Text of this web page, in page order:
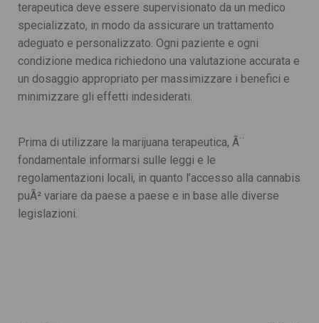
terapeutica deve essere supervisionato da un medico
specializzato, in modo da assicurare un trattamento
adeguato e personalizzato. Ogni paziente e ogni
condizione medica richiedono una valutazione accurata e
un dosaggio appropriato per massimizzare i benefici e
minimizzare gli effetti indesiderati.
Prima di utilizzare la marijuana terapeutica, Ã¨
fondamentale informarsi sulle leggi e le
regolamentazioni locali, in quanto l’accesso alla cannabis
puÃ² variare da paese a paese e in base alle diverse
legislazioni.